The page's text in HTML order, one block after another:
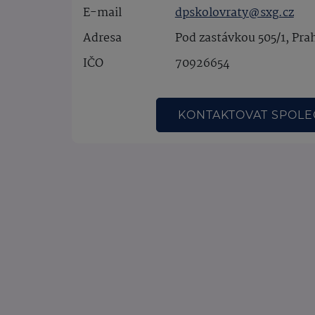
E-mail
dpskolovraty@sxg.cz
Adresa
Pod zastávkou 505/1,
IČO
70926654
KONTAKTOVAT